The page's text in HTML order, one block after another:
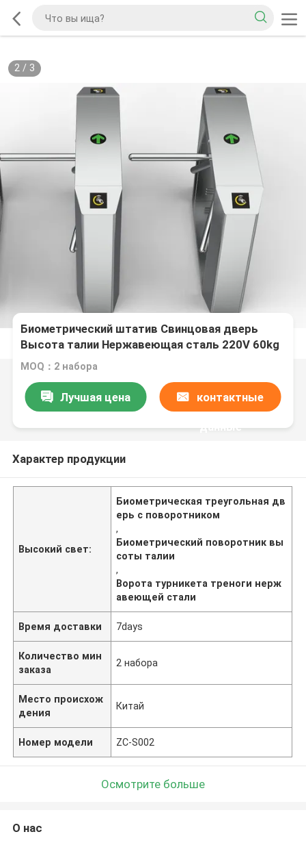
2/ 3
Биометрический штатив Свинцовая дверь
Высота талии Нержавеющая сталь 220V 60kg
Вес
MOQ：2 набора
Лучшая цена контактные
данные
Характер продукции
Высокий свет:
Биометрическая треугольная дв
ерь с поворотником
,
Биометрический поворотник вы
соты талии
,
Ворота турникета треноги нерж
авеющей стали
Время доставки 7days
Количество мин
заказа
2 набора
Место происхож
дения
Китай
Номер модели ZC-S002
Осмотрите больше
О нас